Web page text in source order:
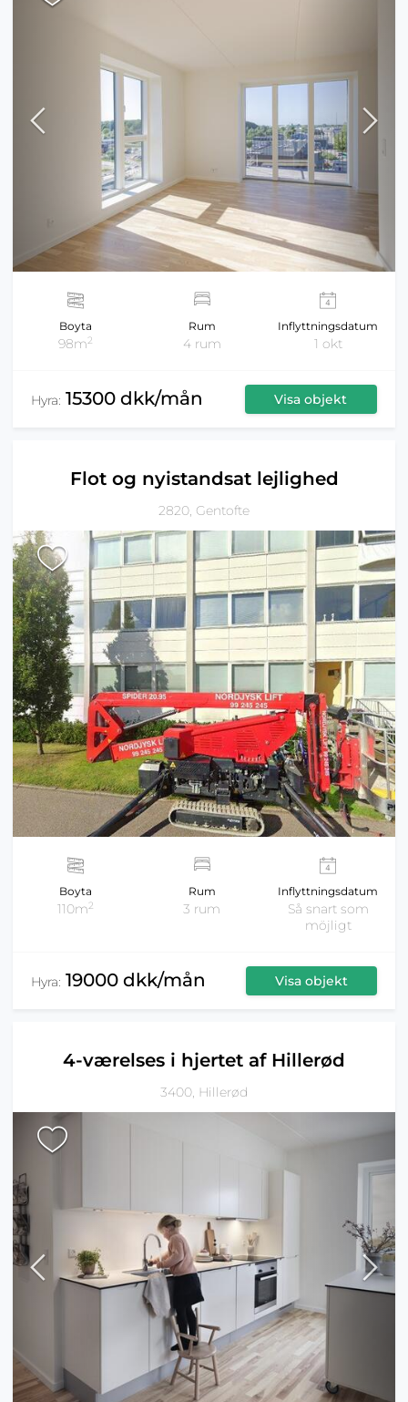
Boyta
98m2
Rum
4 rum
Inflyttningsdatum
1 okt
Hyra: 15300 dkk/mån Visa objekt
Flot og nyistandsat lejlighed
2820, Gentofte
Boyta
110m2
Rum
3 rum
Inflyttningsdatum
Så snart som
möjligt
Hyra: 19000 dkk/mån Visa objekt
4-værelses i hjertet af Hillerød
3400, Hillerød